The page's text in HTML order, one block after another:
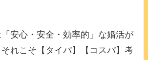
安心・安全・効率的」な婚活が
れこそ【タイパ】【コスパ】考